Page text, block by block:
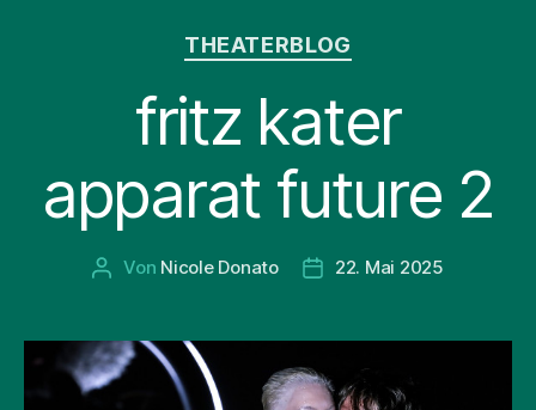
Kategorien
THEATERBLOG
fritz kater
apparat future 2
Beitragsautor
Von Nicole Donato Beitragsdatum
22. Mai 2025